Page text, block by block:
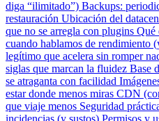
diga “ilimitado”) Backups:
restauración Ubicación del
que no se arregla con plugins Qué
cuando hablamos de rendimiento
legítimo que acelera sin romper
siglas que marcan la fluidez Base
se atraganta con facilidad
estar donde menos miras CDN
que viaje menos Seguridad
incidencias (y sustos) Permisos y